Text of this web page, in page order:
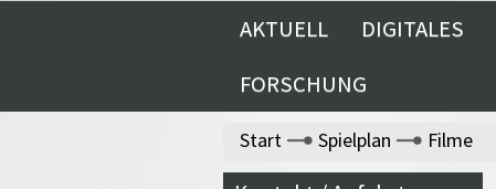
AKTUELL DIGITALES
FORSCHUNG
Start Spielplan Filme